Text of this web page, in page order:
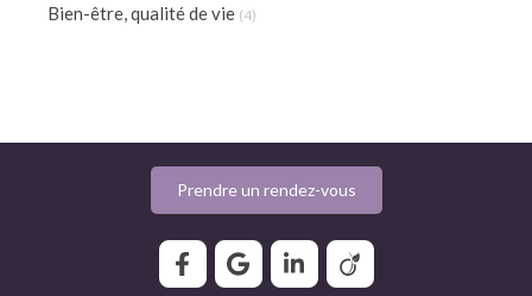
Bien-être, qualité de vie (4)
Prendre un rendez-vous